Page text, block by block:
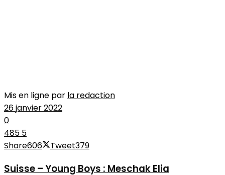
Mis en ligne par la redaction
26 janvier 2022
0
485 5
Share606 Tweet379
Suisse – Young Boys : Meschak Elia